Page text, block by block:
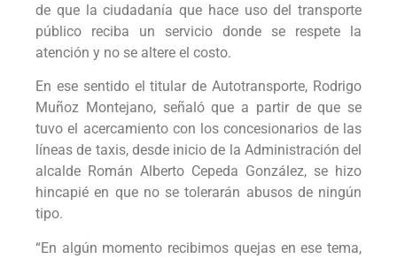
de que la ciudadanía que hace uso del transporte
público reciba un servicio donde se respete la
atención y no se altere el costo.
En ese sentido el titular de Autotransporte, Rodrigo
Muñoz Montejano, señaló que a partir de que se
tuvo el acercamiento con los concesionarios de las
líneas de taxis, desde inicio de la Administración del
alcalde Román Alberto Cepeda González, se hizo
hincapié en que no se tolerarán abusos de ningún
tipo.
“En algún momento recibimos quejas en ese tema,